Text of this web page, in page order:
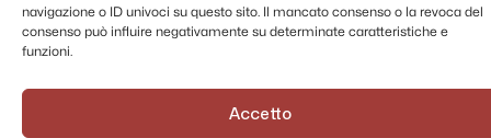
navigazione o ID univoci su questo sito. Il mancato consenso o la revoca del
consenso può influire negativamente su determinate caratteristiche e
funzioni.
Accetto